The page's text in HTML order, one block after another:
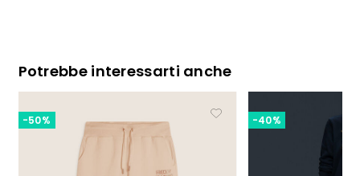
Potrebbe interessarti anche
-50% -40%